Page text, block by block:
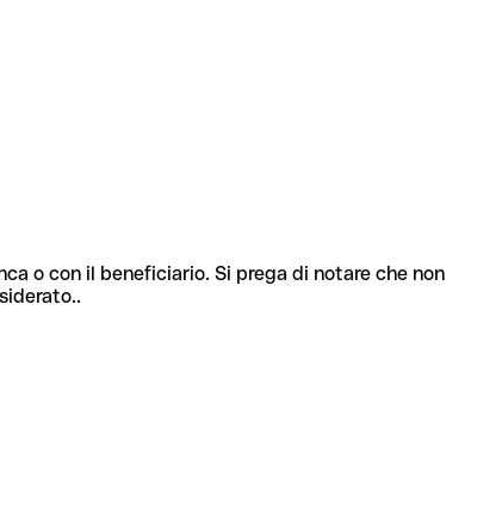
o con il beneficiario. Si prega di notare che non